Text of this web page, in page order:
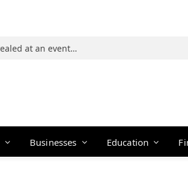
Photos: 21 players of The Traitors Season 2 revealed at an event in Mumbai
Businesses Education